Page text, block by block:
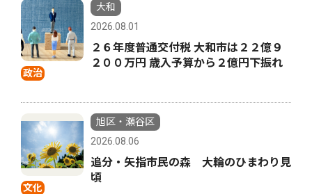
政治
大和
2026.08.01
２６年度普通交付税 大和市は２２億９
２００万円 歳入予算から２億円下振れ
文化
旭区・瀬谷区
2026.08.06
追分・矢指市民の森 大輪のひまわり見
頃